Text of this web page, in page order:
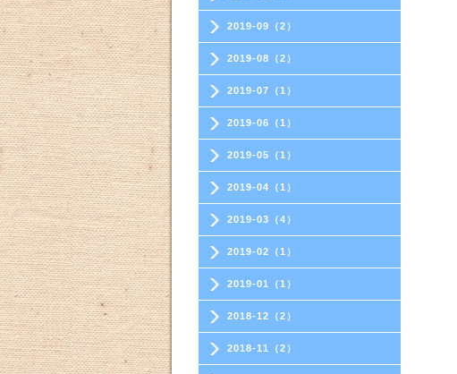
2019-09（2）
2019-08（2）
2019-07（1）
2019-06（1）
2019-05（1）
2019-04（1）
2019-03（4）
2019-02（1）
2019-01（1）
2018-12（2）
2018-11（2）